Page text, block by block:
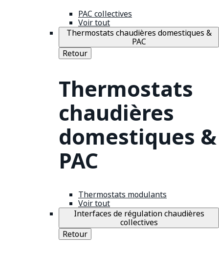
PAC collectives
Voir tout
Thermostats chaudières domestiques &
PAC
Retour
Thermostats
chaudières
domestiques &
PAC
Thermostats modulants
Voir tout
Interfaces de régulation chaudières
collectives
Retour